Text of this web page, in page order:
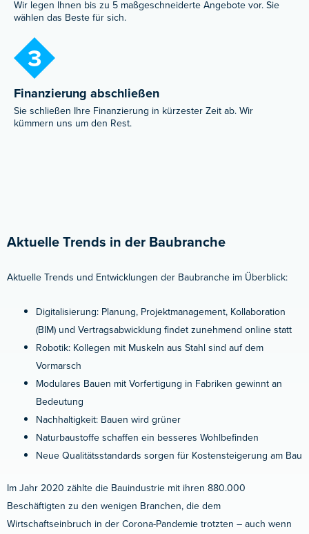
Wir legen Ihnen bis zu 5 maßgeschneiderte Angebote vor. Sie
wählen das Beste für sich.
3
Finanzierung abschließen
Sie schließen Ihre Finanzierung in kürzester Zeit ab. Wir
kümmern uns um den Rest.
Aktuelle Trends in der Baubranche
Aktuelle Trends und Entwicklungen der Baubranche im Überblick:
Digitalisierung: Planung, Projektmanagement, Kollaboration
(BIM) und Vertragsabwicklung findet zunehmend online statt
Robotik: Kollegen mit Muskeln aus Stahl sind auf dem
Vormarsch
Modulares Bauen mit Vorfertigung in Fabriken gewinnt an
Bedeutung
Nachhaltigkeit: Bauen wird grüner
Naturbaustoffe schaffen ein besseres Wohlbefinden
Neue Qualitätsstandards sorgen für Kostensteigerung am Bau
Im Jahr 2020 zählte die Bauindustrie mit ihren 880.000
Beschäftigten zu den wenigen Branchen, die dem
Wirtschaftseinbruch in der Corona-Pandemie trotzten – auch wenn